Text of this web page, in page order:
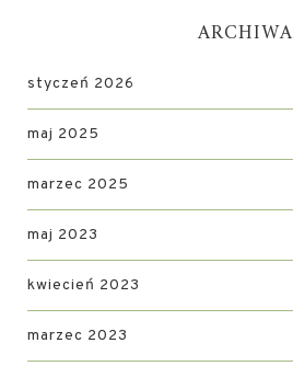
ARCHIWA
styczeń 2026
maj 2025
marzec 2025
maj 2023
kwiecień 2023
marzec 2023